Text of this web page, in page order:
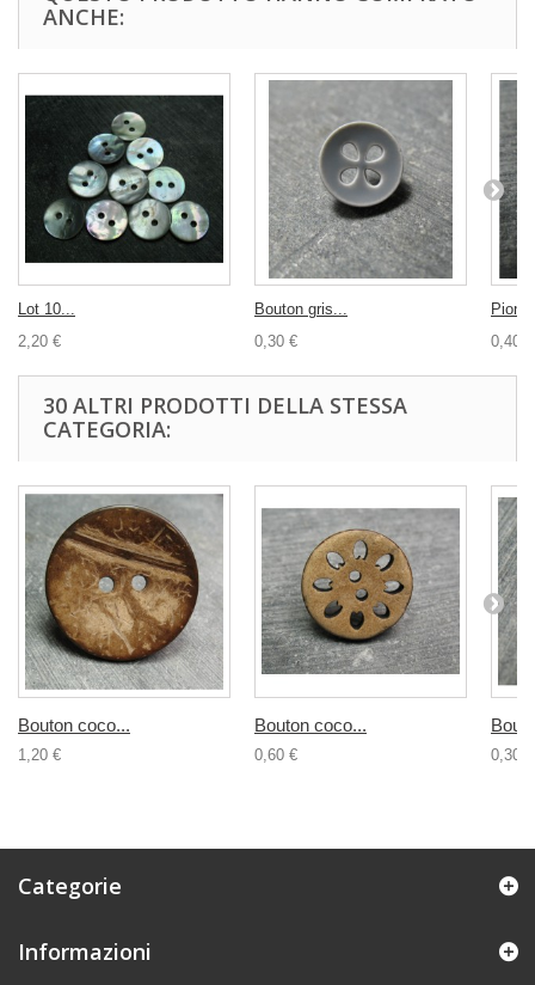
ANCHE:
Lot 10...
2,20 €
Bouton gris...
0,30 €
Pion
0,40 €
30 ALTRI PRODOTTI DELLA STESSA
CATEGORIA:
Bouton coco...
1,20 €
Bouton coco...
0,60 € 0,30 €
Categorie
Informazioni